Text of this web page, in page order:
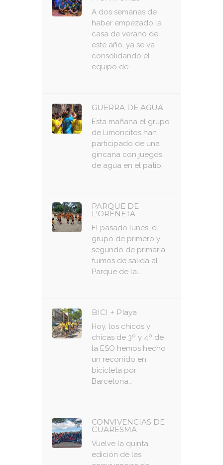
A dos semanas de
haber empezado la
casa de verano de
este año, ya se va
consolidando el
equipo de…
GUERRA DE AGUA
Esta mañana el grupo
de Limoncitos han
participado de una
gincana con juegos
de agua en el patio…
PARQUE DE
L'ORENETA
El pasado lunes, el
grupo de primero y
segundo de primaria
fuimos de salida al
Parque de la…
BICI + Playa
Hoy, los chicos y
chicas de 3º y 4º de
la ESO hemos hecho
un recorrido en
bicicleta por
Barcelona…
CONVIVENCIAS DE
CUARESMA
Vuelve la quinta
edición de las